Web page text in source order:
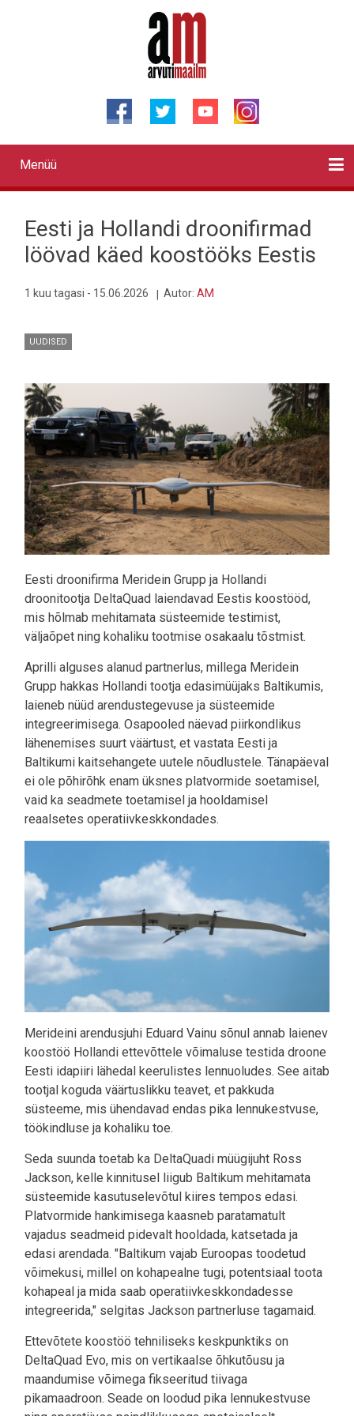
Primary
links
Menüü
Eesti ja Hollandi droonifirmad
löövad käed koostööks Eestis
1 kuu tagasi - 15.06.2026 Autor: AM
UUDISED
Pilt
Eesti droonifirma Meridein Grupp ja Hollandi
droonitootja DeltaQuad laiendavad Eestis koostööd,
mis hõlmab mehitamata süsteemide testimist,
väljaõpet ning kohaliku tootmise osakaalu tõstmist.
Aprilli alguses alanud partnerlus, millega Meridein
Grupp hakkas Hollandi tootja edasimüüjaks Baltikumis,
laieneb nüüd arendustegevuse ja süsteemide
integreerimisega. Osapooled näevad piirkondlikus
lähenemises suurt väärtust, et vastata Eesti ja
Baltikumi kaitsehangete uutele nõudlustele. Tänapäeval
ei ole põhirõhk enam üksnes platvormide soetamisel,
vaid ka seadmete toetamisel ja hooldamisel
reaalsetes operatiivkeskkondades.
Merideini arendusjuhi Eduard Vainu sõnul annab laienev
koostöö Hollandi ettevõttele võimaluse testida droone
Eesti idapiiri lähedal keerulistes lennuoludes. See aitab
tootjal koguda väärtuslikku teavet, et pakkuda
süsteeme, mis ühendavad endas pika lennukestvuse,
töökindluse ja kohaliku toe.
Seda suunda toetab ka DeltaQuadi müügijuht Ross
Jackson, kelle kinnitusel liigub Baltikum mehitamata
süsteemide kasutuselevõtul kiires tempos edasi.
Platvormide hankimisega kaasneb paratamatult
vajadus seadmeid pidevalt hooldada, katsetada ja
edasi arendada. "Baltikum vajab Euroopas toodetud
võimekusi, millel on kohapealne tugi, potentsiaal toota
kohapeal ja mida saab operatiivkeskkondadesse
integreerida," selgitas Jackson partnerluse tagamaid.
Ettevõtete koostöö tehniliseks keskpunktiks on
DeltaQuad Evo, mis on vertikaalse õhkutõusu ja
maandumise võimega fikseeritud tiivaga
pikamaadroon. Seade on loodud pika lennukestvuse